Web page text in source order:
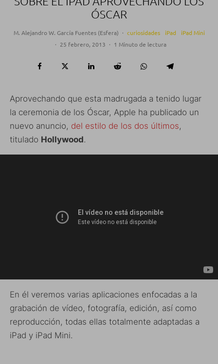
ÓSCAR
M. Alejandro W. García Fuentes (Esfera) · curiosidades iPad
iPad Mini
· 25 febrero, 2013 · 1 Minuto de lectura
Aprovechando que esta madrugada a tenido lugar
la ceremonia de los Óscar, Apple ha publicado un
nuevo anuncio, del estilo de los dos últimos,
titulado Hollywood.
En él veremos varias aplicaciones enfocadas a la
grabación de vídeo, fotografía, edición, así como
reproducción, todas ellas totalmente adaptadas a
iPad y iPad Mini.